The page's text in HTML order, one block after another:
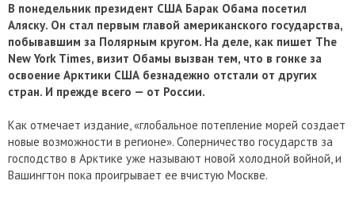
В понедельник президент США Барак Обама посетил
Аляску. Он стал первым главой американского государства,
побывавшим за Полярным кругом. На деле, как пишет The
New York Times, визит Обамы вызван тем, что в гонке за
освоение Арктики США безнадежно отстали от других
стран. И прежде всего — от России.
Как отмечает издание, «глобальное потепление морей создает
новые возможности в регионе». Соперничество государств за
господство в Арктике уже называют новой холодной войной, и
Вашингтон пока проигрывает ее вчистую Москве.